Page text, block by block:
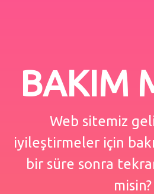
BAKIM
Web sitemiz
iyileştirmeler için
bir süre sonra
misin?